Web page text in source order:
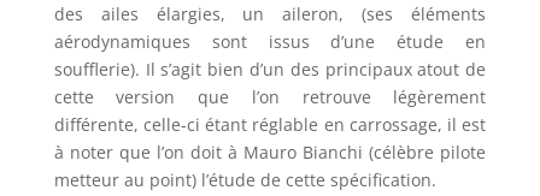
des ailes élargies, un aileron, (ses éléments
aérodynamiques sont issus d’une étude en
soufflerie). Il s’agit bien d’un des principaux atout de
cette version que l’on retrouve légèrement
différente, celle-ci étant réglable en carrossage, il est
à noter que l’on doit à Mauro Bianchi (célèbre pilote
metteur au point) l’étude de cette spécification.